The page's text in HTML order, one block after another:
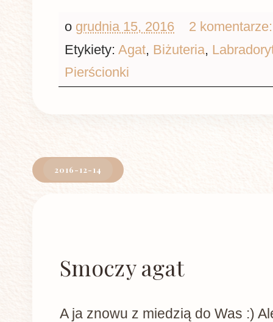
o grudnia 15, 2016
2
Etykiety: Agat, Biżuteria,
Pierścionki
2016-12-14
Smoczy agat
A ja znowu z miedzią do Was :)